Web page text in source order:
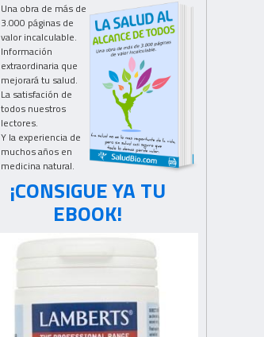
Una obra de más de
3.000 páginas de
valor incalculable.
Información
extraordinaria que
mejorará tu salud.
La satisfación de
todos nuestros
lectores.
Y la experiencia de
muchos años en
medicina natural.
¡CONSIGUE YA TU
EBOOK!